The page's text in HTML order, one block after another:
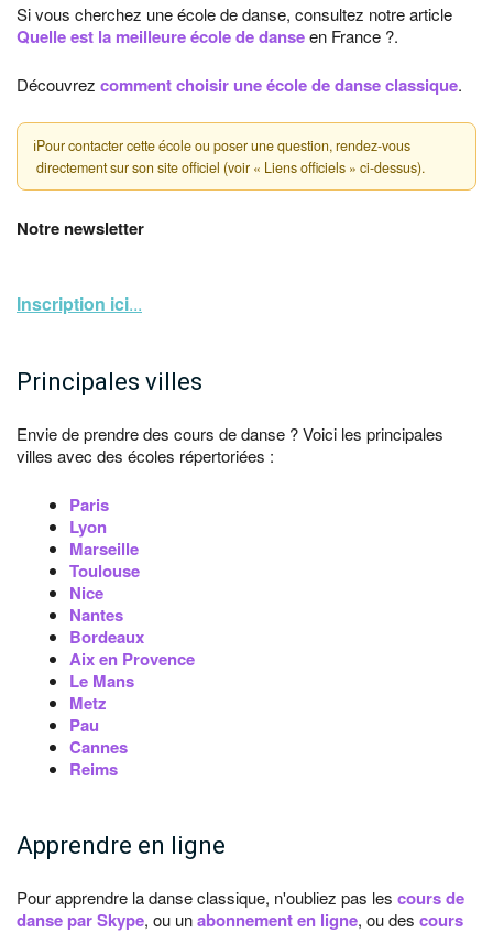
Si vous cherchez une école de danse, consultez notre article
Quelle est la meilleure école de danseen France ?.
Découvrez comment choisir une école de danse classique.
ℹPour contacter cette école ou poser une question, rendez-vous
directement sur son site officiel (voir « Liens officiels » ci-dessus).
Notre newsletter
Inscription ici...
Principales villes
Envie de prendre des cours de danse ? Voici les principales
villes avec des écoles répertoriées :
Paris
Lyon
Marseille
Toulouse
Nice
Nantes
Bordeaux
Aix en Provence
Le Mans
Metz
Pau
Cannes
Reims
Apprendre en ligne
Pour apprendre la danse classique, n'oubliez pas les cours de
danse par Skype, ou unabonnement en ligne, ou des cours